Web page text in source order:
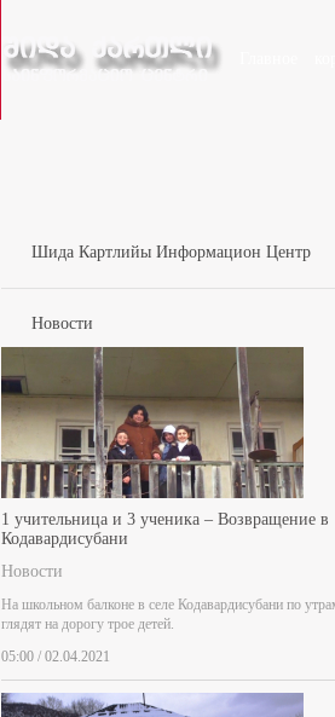
Шида Картлийы Информацион Центр
Новости
1 учительница и 3 ученика – Возвращение в
Кодавардисубани
Новости
На школьном балконе в селе Кодавардисубани по
глядят на дорогу трое детей.
05:00 / 02.04.2021